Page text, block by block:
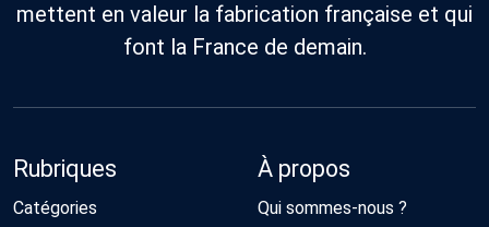
mettent en valeur la fabrication française et qui
font la France de demain.
Rubriques
Catégories
À propos
Qui sommes-nous ?